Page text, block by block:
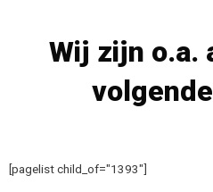
Wij zijn o.a.
[pagelist child_of="1393"]